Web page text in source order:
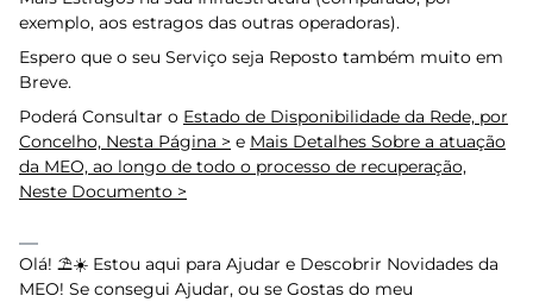
exemplo, aos estragos das outras operadoras).
Espero que o seu Serviço seja Reposto também muito em
Breve.
Poderá Consultar o Estado de Disponibilidade da Rede, por
Concelho, Nesta Página > e Mais Detalhes Sobre a atuação
da MEO, ao longo de todo o processo de recuperação,
Neste Documento >
Olá! ⛱️☀️ Estou aqui para Ajudar e Descobrir Novidades da
MEO! Se consegui Ajudar, ou se Gostas do meu